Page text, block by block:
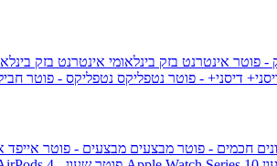
- פוטר אינטרנט בזק בינלאומי אינטרנט בזק
דיסני+ - פוטר נטפליקס נטפליקס - פוטר
חכמים - פוטר מבצעים מבצעים - פוטר אייפד